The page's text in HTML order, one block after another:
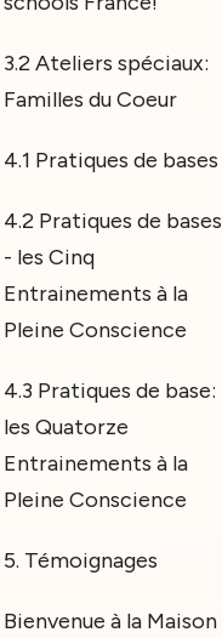
3.2 Ateliers spéciaux:
Familles du Coeur
4.1 Pratiques de bases
4.2 Pratiques de bases
- les Cinq
Entrainements à la
Pleine Conscience
4.3 Pratiques de base:
les Quatorze
Entrainements à la
Pleine Conscience
5. Témoignages
Bienvenue à la Maison